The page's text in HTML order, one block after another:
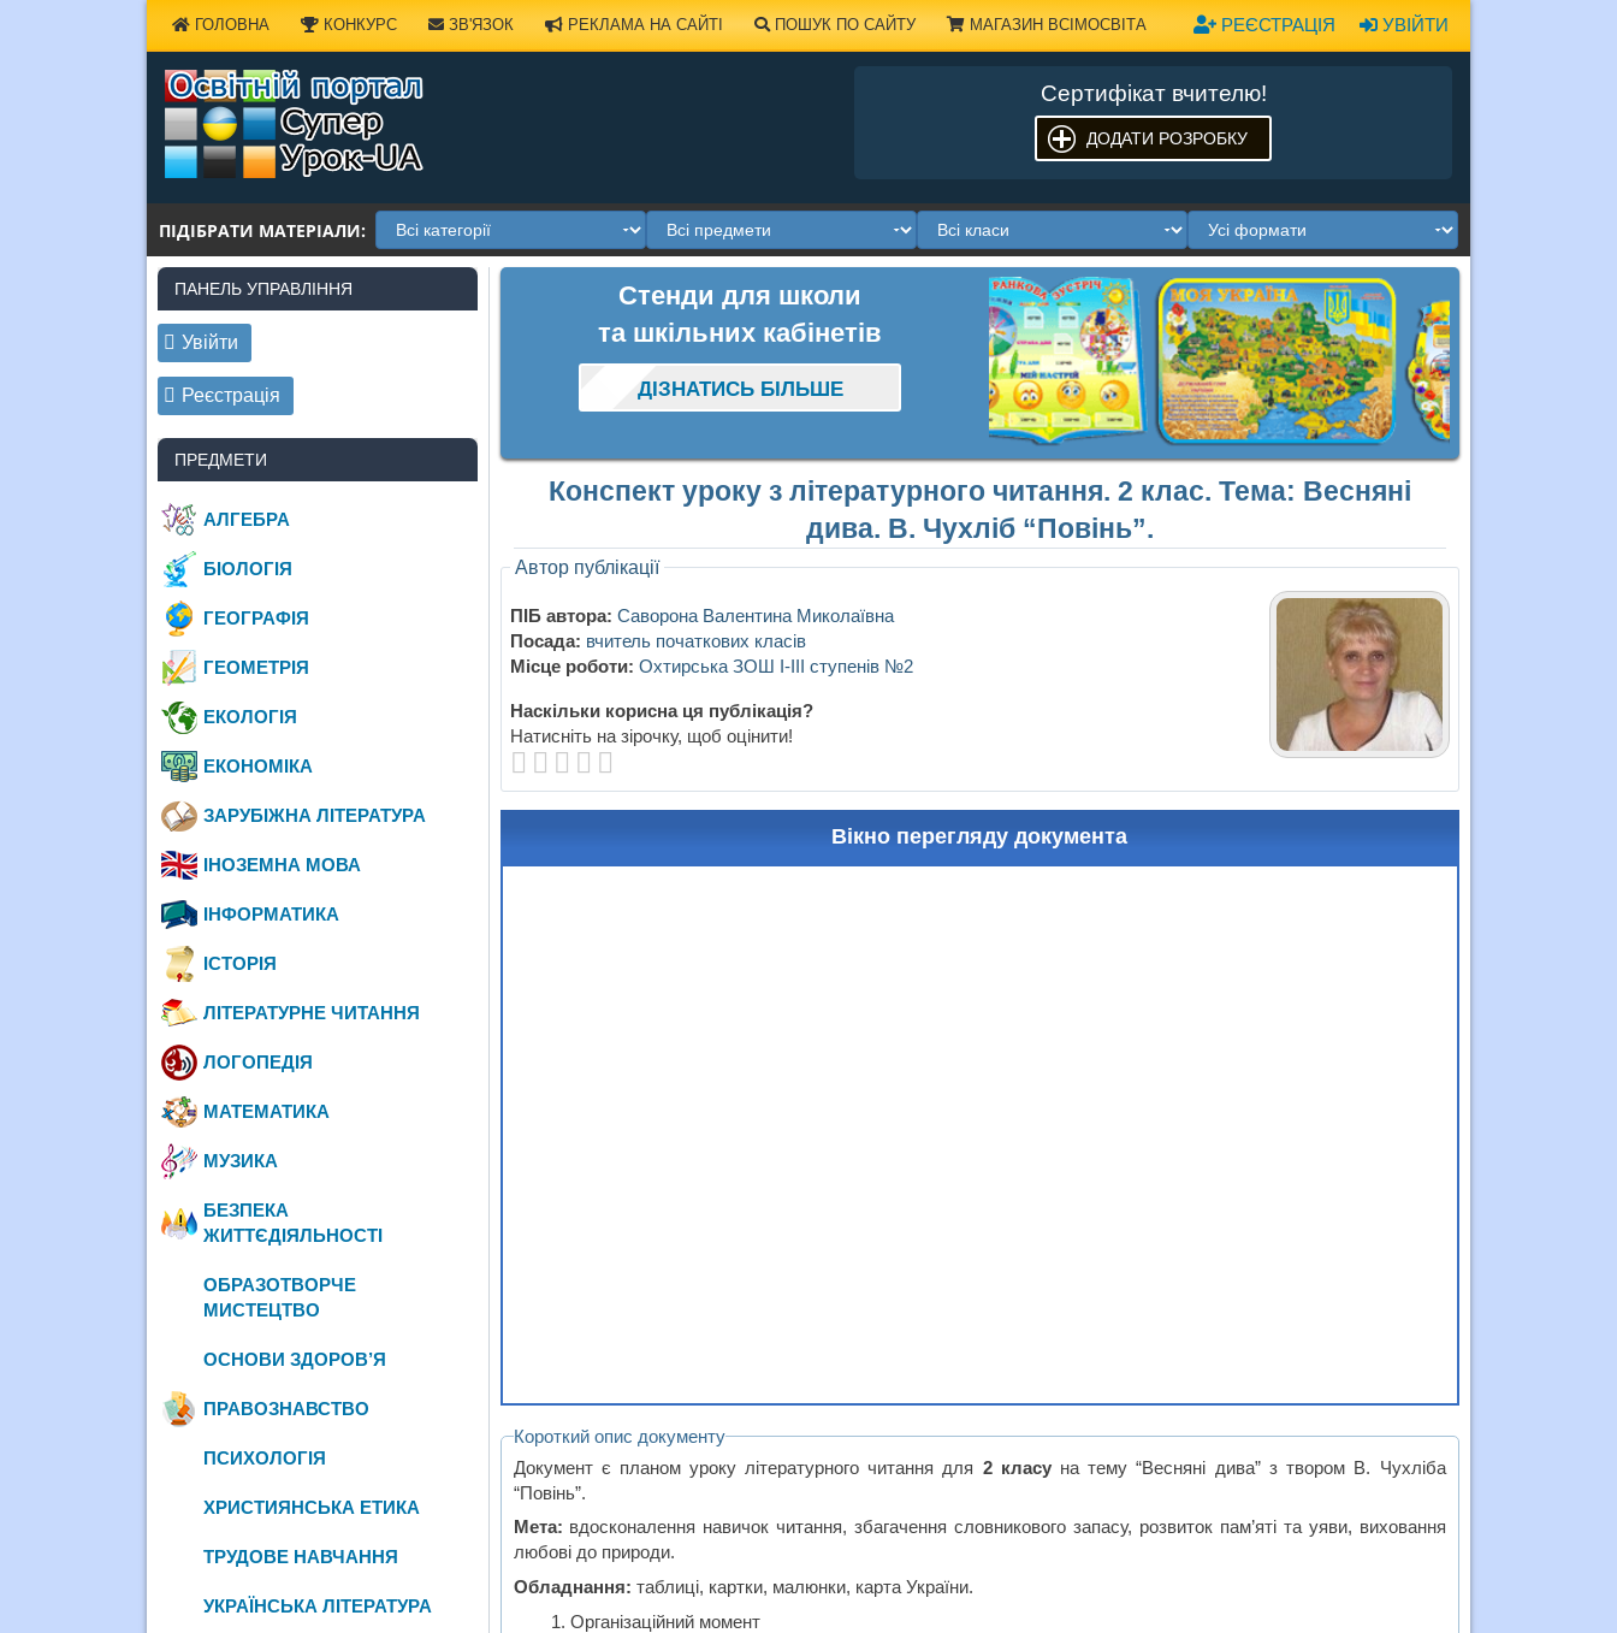
УВІЙТИ
РЕЄСТРАЦІЯ
ГОЛОВНА КОНКУРС ЗВ'ЯЗОК РЕКЛАМА НА САЙТІ ПОШУК ПО САЙТУ МАГАЗИН ВСІМОСВІТА
Сертифікат вчителю!
ДОДАТИ РОЗРОБКУ
ПІДІБРАТИ МАТЕРІАЛИ:
Стенди для школи
та шкільних кабінетів
ДІЗНАТИСЬ БІЛЬШЕ
Конспект уроку з літературного читання. 2 клас. Тема: Весняні
дива. В. Чухліб “Повінь”.
Автор публікації
ПІБ автора: Cаворона Валентина Миколаївна
Посада: вчитель початкових класів
Місце роботи: Охтирська ЗОШ І-ІІІ ступенів №2
Наскільки корисна ця публікація?
Натисніть на зірочку, щоб оцінити!
Вікно перегляду документа
Короткий опис документу
Документ є планом уроку літературного читання для 2 класуна тему “Весняні дива” з твором В. Чухліба
“Повінь”.
Мета: вдосконалення навичок читання, збагачення словникового запасу, розвиток пам’яті та уяви, виховання
любові до природи.
Обладнання: таблиці, картки, малюнки, карта України.
Організаційний момент
ПАНЕЛЬ УПРАВЛІННЯ
Увійти
Реєстрація
ПРЕДМЕТИ
АЛГЕБРА
БІОЛОГІЯ
ГЕОГРАФІЯ
ГЕОМЕТРІЯ
ЕКОЛОГІЯ
ЕКОНОМІКА
ЗАРУБІЖНА ЛІТЕРАТУРА
ІНОЗЕМНА МОВА
ІНФОРМАТИКА
ІСТОРІЯ
ЛІТЕРАТУРНЕ ЧИТАННЯ
ЛОГОПЕДІЯ
МАТЕМАТИКА
МУЗИКА
БЕЗПЕКА
ЖИТТЄДІЯЛЬНОСТІ
ОБРАЗОТВОРЧЕ
МИСТЕЦТВО
ОСНОВИ ЗДОРОВ’Я
ПРАВОЗНАВСТВО
ПСИХОЛОГІЯ
ХРИСТИЯНСЬКА ЕТИКА
ТРУДОВЕ НАВЧАННЯ
УКРАЇНСЬКА ЛІТЕРАТУРА